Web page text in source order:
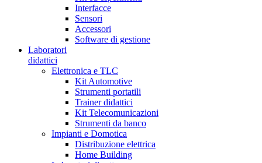
Interfacce
Sensori
Accessori
Software di gestione
Laboratori
didattici
Elettronica e TLC
Kit Automotive
Strumenti portatili
Trainer didattici
Kit Telecomunicazioni
Strumenti da banco
Impianti e Domotica
Distribuzione elettrica
Home Building